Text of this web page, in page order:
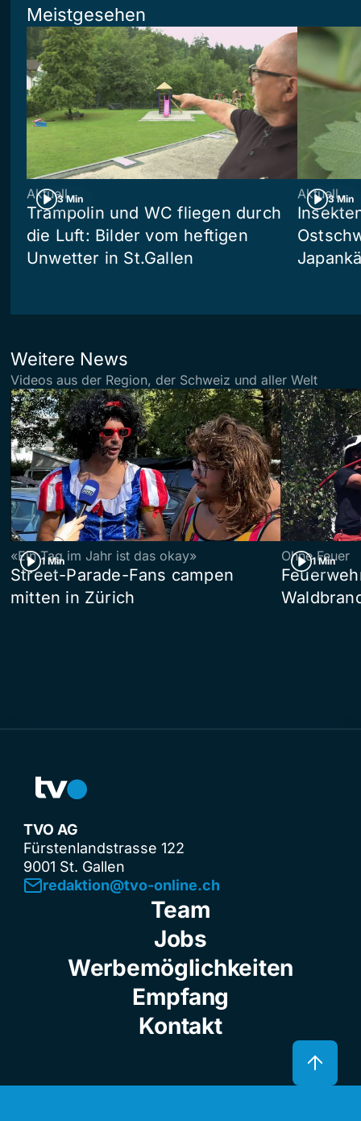
Meistgesehen
3 Min
Aktuell
Trampolin und WC fliegen durch
die Luft: Bilder vom heftigen
Unwetter in St.Gallen
3 Min
Aktuell
Weitere News
Videos aus der Region, der Schweiz und aller Welt
1 Min
«Ein Tag im Jahr ist das okay»
Street-Parade-Fans campen
mitten in Zürich
1 Min
Ohne Feuer
TVO AG
Fürstenlandstrasse 122
9001 St. Gallen
redaktion@tvo-online.ch
Team
Jobs
Werbemöglichkeiten
Empfang
Kontakt